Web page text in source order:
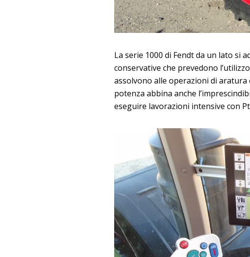
La serie 1000 di Fendt da un lato si
conservative che prevedono
assolvono alle operazioni di aratura
potenza abbina anche
eseguire lavorazioni intensive con